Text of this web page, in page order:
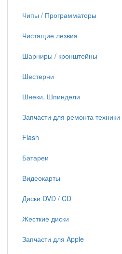
Чипы / Программаторы
Чистящие лезвия
Шарниры / кронштейны
Шестерни
Шнеки, Шпиндели
Запчасти для ремонта техники
Flash
Батареи
Видеокарты
Диски DVD / CD
Жесткие диски
Запчасти для Apple